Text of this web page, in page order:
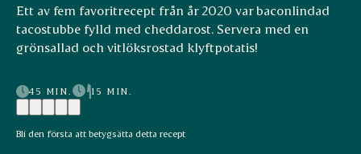
Ett av fem favoritrecept från år 2020 var baconlindad
tacostubbe fylld med cheddarost. Servera med en
grönsallad och vitlöksrostad klyftpotatis!
45 MIN. 15 MIN.
Bli den första att betygsätta detta recept